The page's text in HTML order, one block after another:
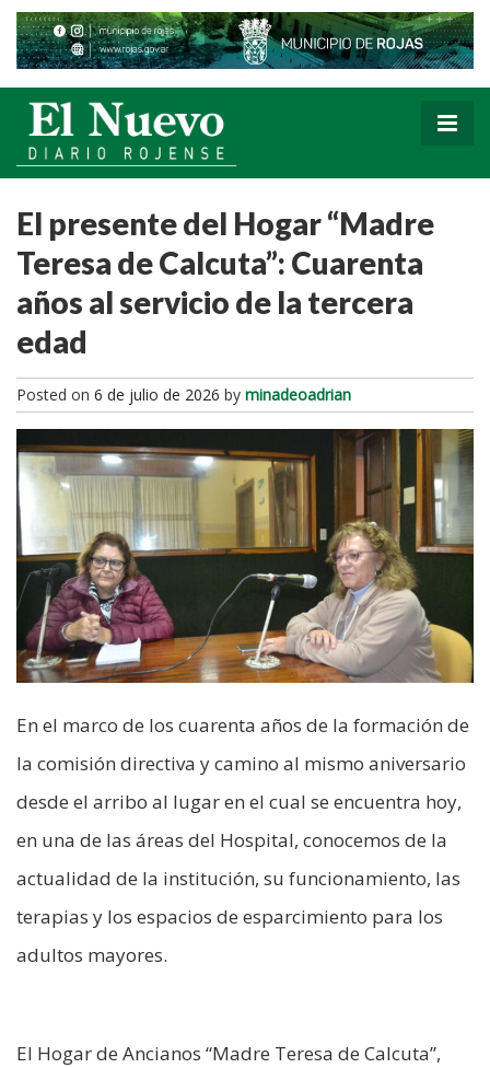
El presente del Hogar “Madre
Teresa de Calcuta”: Cuarenta
años al servicio de la tercera
edad
Posted on 6 de julio de 2026 by minadeoadrian
En el marco de los cuarenta años de la formación de
la comisión directiva y camino al mismo aniversario
desde el arribo al lugar en el cual se encuentra hoy,
en una de las áreas del Hospital, conocemos de la
actualidad de la institución, su funcionamiento, las
terapias y los espacios de esparcimiento para los
adultos mayores.
El Hogar de Ancianos “Madre Teresa de Calcuta”,